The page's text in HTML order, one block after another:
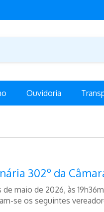
Ouvidoria
302º da
de maio de 2026, às
se os seguintes